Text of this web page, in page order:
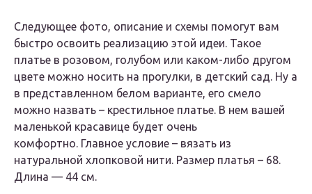
Следующее фото, описание и схемы помогут вам
быстро освоить реализацию этой идеи. Такое
платье в розовом, голубом или каком-либо другом
цвете можно носить на прогулки, в детский сад. Ну а
в представленном белом варианте, его смело
можно назвать – крестильное платье. В нем вашей
маленькой красавице будет очень
комфортно. Главное условие – вязать из
натуральной хлопковой нити. Размер платья – 68.
Длина — 44 см.